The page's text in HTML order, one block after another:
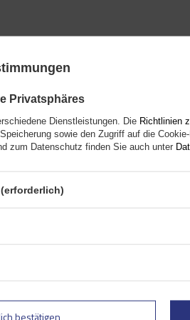
Produkt ist
Privatsphäres
Dienstleistungen. Die Richtlinien
sowie den Zugriff auf die
zum Datenschutz finden Sie auch unter
bestätigen